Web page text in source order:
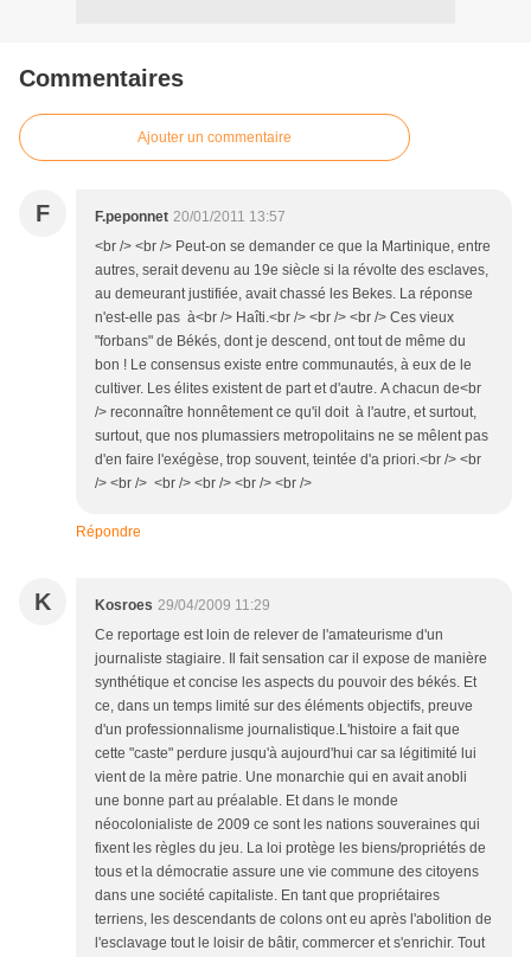
Commentaires
Ajouter un commentaire
F F.peponnet 20/01/2011 13:57
<br /> <br /> Peut-on se demander ce que la Martinique, entre
autres, serait devenu au 19e siècle si la révolte des esclaves,
au demeurant justifiée, avait chassé les Bekes. La réponse
n'est-elle pas à<br /> Haîti.<br /> <br /> <br /> Ces vieux
"forbans" de Békés, dont je descend, ont tout de même du
bon ! Le consensus existe entre communautés, à eux de le
cultiver. Les élites existent de part et d'autre. A chacun de<br
/> reconnaître honnêtement ce qu'il doit à l'autre, et surtout,
surtout, que nos plumassiers metropolitains ne se mêlent pas
d'en faire l'exégèse, trop souvent, teintée d'a priori.<br /> <br
/> <br /> <br /> <br /> <br /> <br />
Répondre
K Kosroes 29/04/2009 11:29
Ce reportage est loin de relever de l'amateurisme d'un
journaliste stagiaire. Il fait sensation car il expose de manière
synthétique et concise les aspects du pouvoir des békés. Et
ce, dans un temps limité sur des éléments objectifs, preuve
d'un professionnalisme journalistique.L'histoire a fait que
cette "caste" perdure jusqu'à aujourd'hui car sa légitimité lui
vient de la mère patrie. Une monarchie qui en avait anobli
une bonne part au préalable. Et dans le monde
néocolonialiste de 2009 ce sont les nations souveraines qui
fixent les règles du jeu. La loi protège les biens/propriétés de
tous et la démocratie assure une vie commune des citoyens
dans une société capitaliste. En tant que propriétaires
terriens, les descendants de colons ont eu après l'abolition de
l'esclavage tout le loisir de bâtir, commercer et s'enrichir. Tout